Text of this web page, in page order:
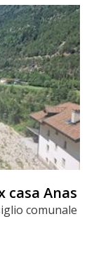
casa Anas
comunale di